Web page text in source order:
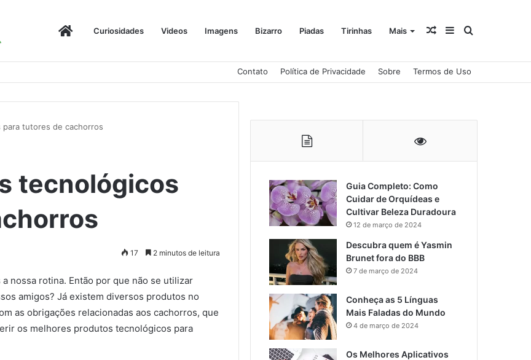
Início Curiosidades Videos Imagens Bizarro Piadas Tirinhas Mais Procurar
Barra
Artigo
Contato Política de Privacidade Sobre Termos de Uso
tutores de cachorros
tecnológicos
17 2 minutos de leitura
nossa rotina. Então por que não se utilizar
amigos? Já existem diversos produtos no
as obrigações relacionadas aos cachorros, que
os melhores produtos tecnológicos para
Guia Completo: Como
Cuidar de Orquídeas e
Cultivar Beleza Duradoura
12 de março de 2024
Descubra quem é Yasmin
Brunet fora do BBB
7 de março de 2024
Conheça as 5 Línguas
Mais Faladas do Mundo
4 de março de 2024
Os Melhores Aplicativos